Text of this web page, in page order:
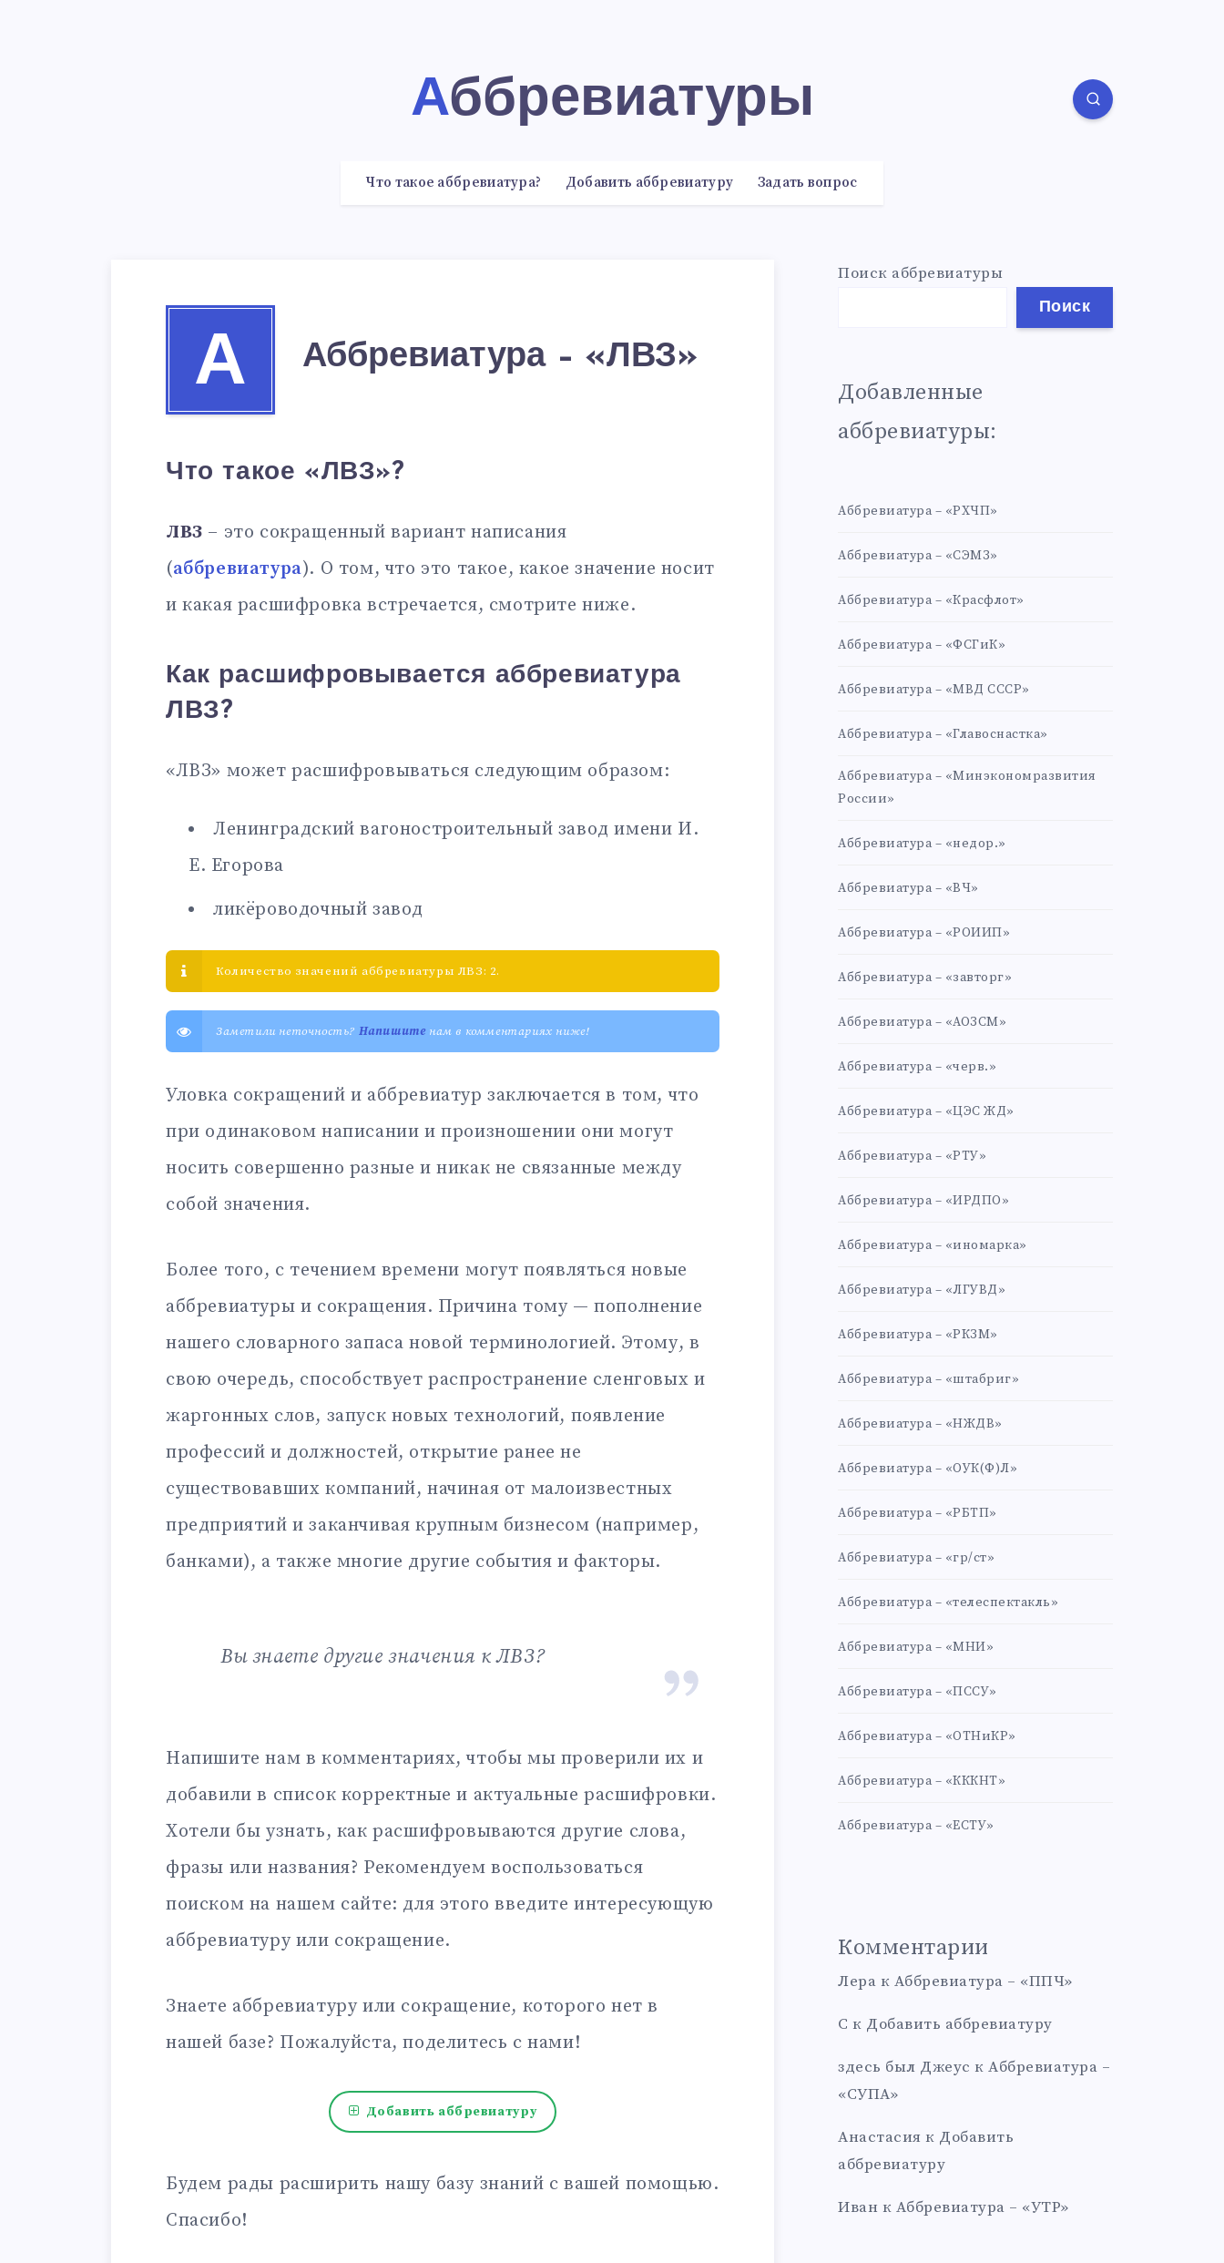
Аббревиатуры
Что такое аббревиатура? Добавить аббревиатуру Задать вопрос
А Аббревиатура – «ЛВЗ»
Что такое «ЛВЗ»?
ЛВЗ – это сокращенный вариант написания
(аббревиатура). О том, что это такое, какое значение носит
и какая расшифровка встречается, смотрите ниже.
Как расшифровывается аббревиатура
ЛВЗ?
«ЛВЗ» может расшифровываться следующим образом:
Ленинградский вагоностроительный завод имени И.
Е. Егорова
ликёроводочный завод
Количество значений аббревиатуры ЛВЗ: 2.
Заметили неточность? Напишитенам в комментариях ниже!
Уловка сокращений и аббревиатур заключается в том, что
при одинаковом написании и произношении они могут
носить совершенно разные и никак не связанные между
собой значения.
Более того, с течением времени могут появляться новые
аббревиатуры и сокращения. Причина тому — пополнение
нашего словарного запаса новой терминологией. Этому, в
свою очередь, способствует распространение сленговых и
жаргонных слов, запуск новых технологий, появление
профессий и должностей, открытие ранее не
существовавших компаний, начиная от малоизвестных
предприятий и заканчивая крупным бизнесом (например,
банками), а также многие другие события и факторы.
Вы знаете другие значения к ЛВЗ?
Напишите нам в комментариях, чтобы мы проверили их и
добавили в список корректные и актуальные расшифровки.
Хотели бы узнать, как расшифровываются другие слова,
фразы или названия? Рекомендуем воспользоваться
поиском на нашем сайте: для этого введите интересующую
аббревиатуру или сокращение.
Знаете аббревиатуру или сокращение, которого нет в
нашей базе? Пожалуйста, поделитесь с нами!
Добавить аббревиатуру
Будем рады расширить нашу базу знаний с вашей помощью.
Спасибо!
Поиск аббревиатуры
Поиск
Добавленные
аббревиатуры:
Аббревиатура – «РХЧП»
Аббревиатура – «СЭМЗ»
Аббревиатура – «Красфлот»
Аббревиатура – «ФСГиК»
Аббревиатура – «МВД СССР»
Аббревиатура – «Главоснастка»
Аббревиатура – «Минэкономразвития
России»
Аббревиатура – «недор.»
Аббревиатура – «ВЧ»
Аббревиатура – «РОИИП»
Аббревиатура – «завторг»
Аббревиатура – «АОЗСМ»
Аббревиатура – «черв.»
Аббревиатура – «ЦЭС ЖД»
Аббревиатура – «РТУ»
Аббревиатура – «ИРДПО»
Аббревиатура – «иномарка»
Аббревиатура – «ЛГУВД»
Аббревиатура – «РКЗМ»
Аббревиатура – «штабриг»
Аббревиатура – «НЖДВ»
Аббревиатура – «ОУК(Ф)Л»
Аббревиатура – «РБТП»
Аббревиатура – «гр/ст»
Аббревиатура – «телеспектакль»
Аббревиатура – «МНИ»
Аббревиатура – «ПССУ»
Аббревиатура – «ОТНиКР»
Аббревиатура – «КККНТ»
Аббревиатура – «ЕСТУ»
Комментарии
Лера к Аббревиатура – «ППЧ»
С к Добавить аббревиатуру
здесь был Джеус к Аббревиатура –
«СУПА»
Анастасия к Добавить
аббревиатуру
Иван к Аббревиатура – «УТР»